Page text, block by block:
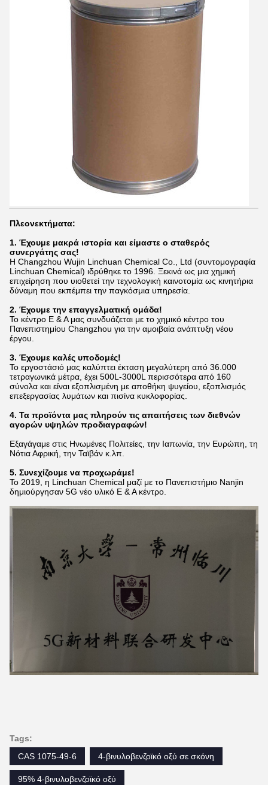
Πλεονεκτήματα:
1. Έχουμε μακρά ιστορία και είμαστε ο σταθερός
συνεργάτης σας!
Η Changzhou Wujin Linchuan Chemical Co., Ltd (συντομογραφία
Linchuan Chemical) ιδρύθηκε το 1996. Ξεκινά ως μια χημική
επιχείρηση που υιοθετεί την τεχνολογική καινοτομία ως κινητήρια
δύναμη που εκπέμπει την παγκόσμια υπηρεσία.
2. Έχουμε την επαγγελματική ομάδα!
Το κέντρο Ε & Α μας συνδυάζεται με το χημικό κέντρο του
Πανεπιστημίου Changzhou για την αμοιβαία ανάπτυξη νέου
έργου.
3. Έχουμε καλές υποδομές!
Το εργοστάσιό μας καλύπτει έκταση μεγαλύτερη από 36.000
τετραγωνικά μέτρα, έχει 500L-3000L περισσότερα από 160
σύνολα και είναι εξοπλισμένη με αποθήκη ψυγείου, εξοπλισμός
επεξεργασίας λυμάτων και πισίνα κυκλοφορίας.
4. Τα προϊόντα μας πληρούν τις απαιτήσεις των διεθνών
αγορών υψηλών προδιαγραφών!
Εξαγάγαμε στις Ηνωμένες Πολιτείες, την Ιαπωνία, την Ευρώπη, τη
Νότια Αφρική, την Ταϊβάν κ.λπ.
5. Συνεχίζουμε να προχωράμε!
Το 2019, η Linchuan Chemical μαζί με το Πανεπιστήμιο Nanjin
δημιούργησαν 5G νέο υλικό Ε & Α κέντρο.
Tags:
CAS 1075-49-6
4-βινυλοβενζοϊκό οξύ σε σκόνη
95% 4-βινυλοβενζοϊκό οξύ